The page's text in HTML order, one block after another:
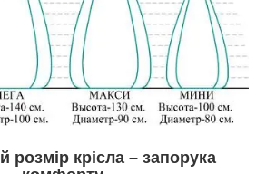
розмір крісла – запорука